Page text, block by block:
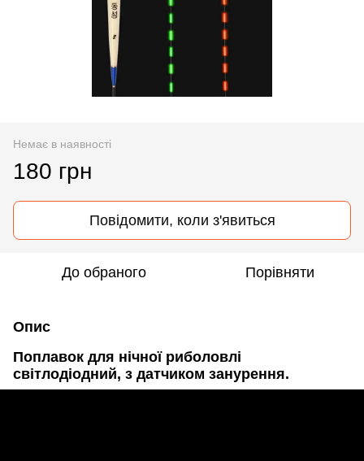
Немає в наявності
180 грн
Повідомити, коли з'явиться
До обраного Порівняти
Опис
Поплавок для нічної риболовлі
світлодіодний, з датчиком занурення.